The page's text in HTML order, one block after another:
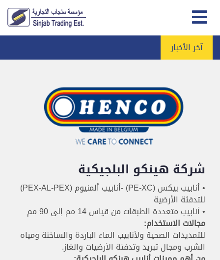
آخر الأخبار
شركة هينكو البلجيكية
• أنابيب بيكس (PE-XC) -أنابيب ألمنيوم (PEX-AL-PEX)
للتدفئة الأرضية
• أنابيب متعددة الطبقات من قياس 14 مم إلى 90 مم
مجالات الاستخدام:
للتمديدات الصحية ولأنابيب الماء الباردة والساخنة ومياه
الشرب ومجال تبريد وتدفئة الأرضيات والغاز.